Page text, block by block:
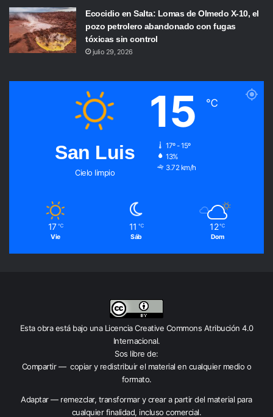
Ecocidio en Salta: Lomas de Olmedo X-10, el
pozo petrolero abandonado con fugas
tóxicas sin control
julio 29, 2026
San Luis
Cielo limpio
15 ℃
17º - 15º
13%
3.72 km/h
17 ℃
Vie
11 ℃
Sáb
12 ℃
Dom
Esta obra está bajo una Licencia Creative Commons Atribución 4.0
Internacional.
Sos libre de:
Compartir — copiar y redistribuir el material en cualquier medio o
formato.
Adaptar — remezclar, transformar y crear a partir del material para
cualquier finalidad, incluso comercial.